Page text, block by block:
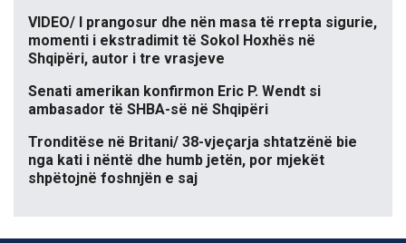
VIDEO/ I prangosur dhe nën masa të rrepta sigurie,
momenti i ekstradimit të Sokol Hoxhës në
Shqipëri, autor i tre vrasjeve
Senati amerikan konfirmon Eric P. Wendt si
ambasador të SHBA-së në Shqipëri
Tronditëse në Britani/ 38-vjeçarja shtatzënë bie
nga kati i nëntë dhe humb jetën, por mjekët
shpëtojnë foshnjën e saj